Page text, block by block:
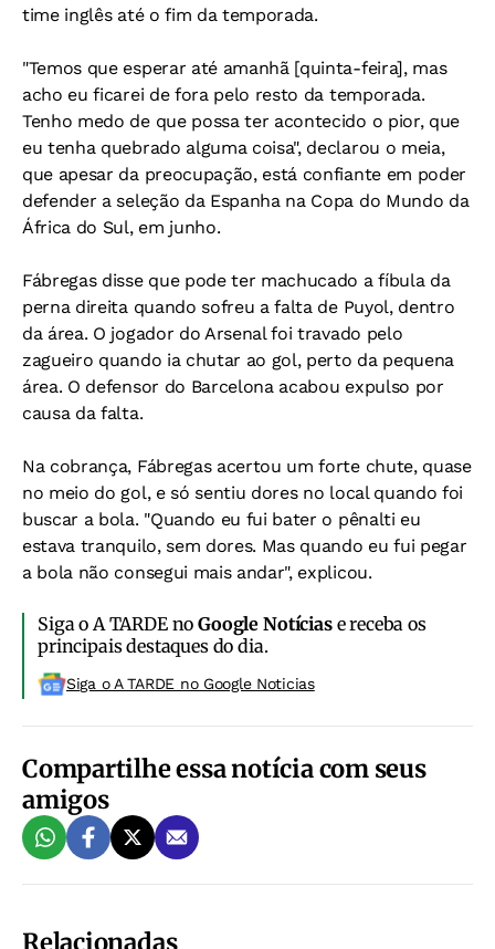
time inglês até o fim da temporada.
"Temos que esperar até amanhã [quinta-feira], mas
acho eu ficarei de fora pelo resto da temporada.
Tenho medo de que possa ter acontecido o pior, que
eu tenha quebrado alguma coisa", declarou o meia,
que apesar da preocupação, está confiante em poder
defender a seleção da Espanha na Copa do Mundo da
África do Sul, em junho.
Fábregas disse que pode ter machucado a fíbula da
perna direita quando sofreu a falta de Puyol, dentro
da área. O jogador do Arsenal foi travado pelo
zagueiro quando ia chutar ao gol, perto da pequena
área. O defensor do Barcelona acabou expulso por
causa da falta.
Na cobrança, Fábregas acertou um forte chute, quase
no meio do gol, e só sentiu dores no local quando foi
buscar a bola. "Quando eu fui bater o pênalti eu
estava tranquilo, sem dores. Mas quando eu fui pegar
a bola não consegui mais andar", explicou.
Siga o A TARDE noGoogle Notíciase receba os
principais destaques do dia.
Siga o A TARDE no Google Noticias
Compartilhe essa notícia com seus
amigos
Relacionadas